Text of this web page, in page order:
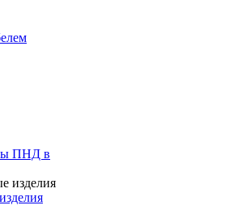
ПНД в